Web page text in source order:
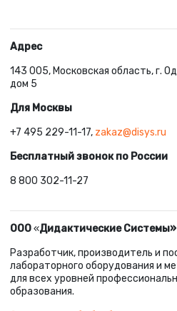
Адрес
143 005, Московская область, г.
дом 5
Для Москвы
+7 495 229-11-17, zakaz@disys.ru
Бесплатный звонок по России
8 800 302-11-27
ООО«Дидактические
Разработчик, производитель и
лабораторного оборудования и
для всех уровней
образования.